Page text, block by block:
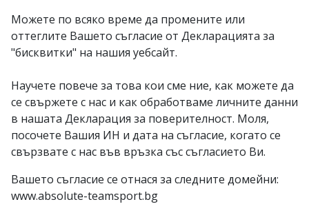
Можете по всяко време да промените или
оттеглите Вашето съгласие от Декларацията за
"бисквитки" на нашия уебсайт.
Научете повече за това кои сме ние, как можете да
се свържете с нас и как обработваме личните данни
в нашата Декларация за поверителност. Моля,
посочете Вашия ИН и дата на съгласие, когато се
свързвате с нас във връзка със съгласието Ви.
Вашето съгласие се отнася за следните домейни:
www.absolute-teamsport.bg